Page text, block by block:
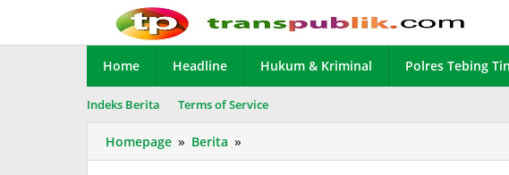
konten
Home Headline Hukum & Kriminal Polres Tebing
Indeks Berita Terms of Service
Homepage » Berita »
Sabu,